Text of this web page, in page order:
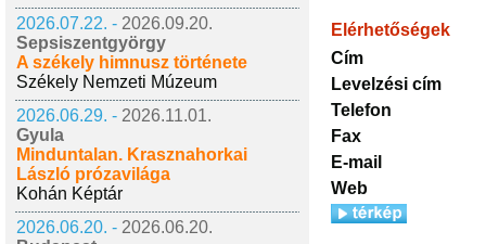
2026.07.22. - 2026.09.20.
Sepsiszentgyörgy
A székely himnusz története
Székely Nemzeti Múzeum
2026.06.29. - 2026.11.01.
Gyula
Minduntalan. Krasznahorkai
László prózavilága
Kohán Képtár
2026.06.20. - 2026.06.20.
Elérhetőségek
Cím
Levelzési cím
Telefon
Fax
E-mail
Web